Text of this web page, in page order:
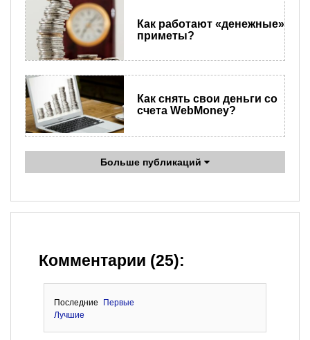
Как работают «денежные»
приметы?
Как снять свои деньги со
счета WebMoney?
Больше публикаций
Комментарии (25):
Последние
Первые
Лучшие